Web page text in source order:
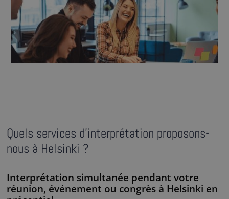
Quels services d’interprétation proposons-
nous à Helsinki ?
Interprétation simultanée pendant votre
réunion, événement ou congrès à Helsinki en